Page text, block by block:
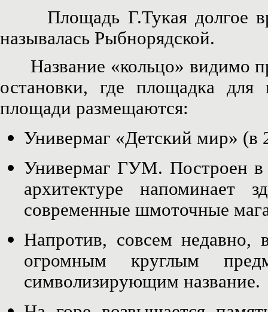
Площадь Г.Тукая долгое
называлась Рыбнорядской.
Название «кольцо» видимо
остановки, где площадка
площади размещаются:
Универмаг «Детский мир» (в
Универмаг ГУМ. Построен в
архитектуре напоминает
современные шмоточные
Напротив, совсем недавно,
огромным круглым
символизирующим название.